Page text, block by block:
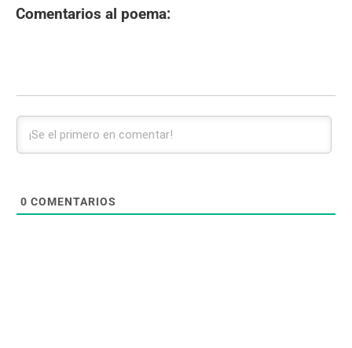
Comentarios al poema:
0 COMENTARIOS